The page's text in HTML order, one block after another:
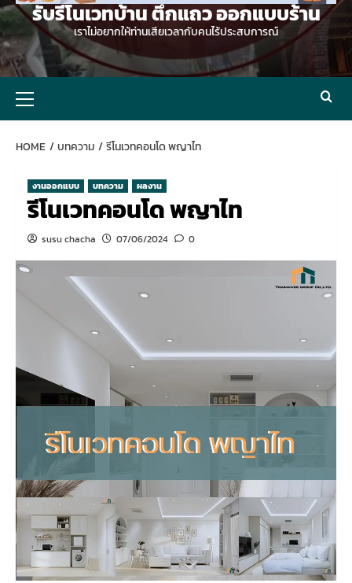
รับรีโนเวทบ้าน ตึกแถว ออกแบบร้าน
เราไม่อยากให้ท่านเสียเวลากับคนไร้ประสบการณ์
Menu
HOME บทความ รีโนเวทคอนโด พญาไท
งานออกแบบ บทความ ผลงาน
รีโนเวทคอนโด พญาไท
susu chacha 07/06/2024 0